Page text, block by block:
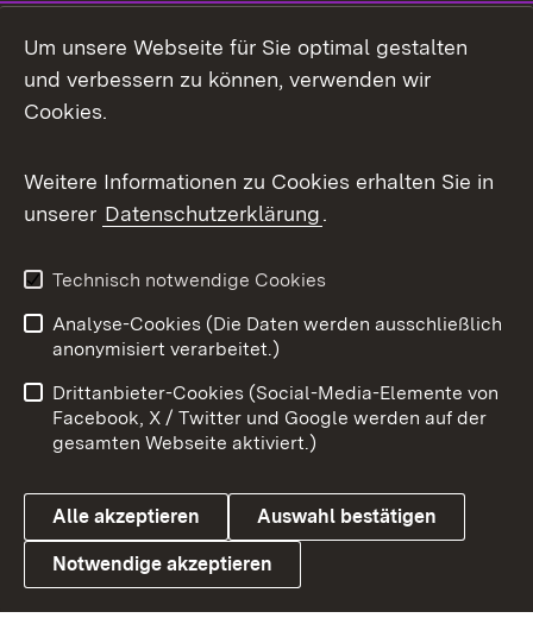
Facebook
X / Twitter
Youtube
Link zum Landesportal
Impressum
Kontakt
Barrierefreiheit
Datenschutz
Cookies
Um unsere Webseite für Sie optimal gestalten
und verbessern zu können, verwenden wir
Cookies.
Weitere Informationen zu Cookies erhalten Sie in
unserer Datenschutzerklärung.
Technisch notwendige Cookies
Analyse-Cookies (Die Daten werden ausschließlich
anonymisiert verarbeitet.)
Drittanbieter-Cookies (Social-Media-Elemente von
Facebook, X / Twitter und Google werden auf der
gesamten Webseite aktiviert.)
Alle akzeptieren Auswahl bestätigen
Notwendige akzeptieren